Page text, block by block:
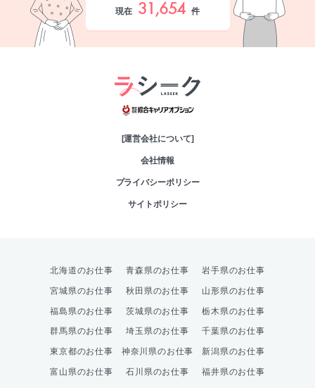
現在 31,654 件
[運営会社について]
会社情報
プライバシーポリシー
サイトポリシー
北海道のお仕事 青森県のお仕事 岩手県のお仕事
宮城県のお仕事 秋田県のお仕事 山形県のお仕事
福島県のお仕事 茨城県のお仕事 栃木県のお仕事
群馬県のお仕事 埼玉県のお仕事 千葉県のお仕事
東京都のお仕事 神奈川県のお仕事 新潟県のお仕事
富山県のお仕事 石川県のお仕事 福井県のお仕事